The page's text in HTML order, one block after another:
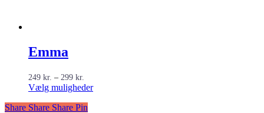
Emma
249 kr. – 299 kr.
249 kr.
til
299 kr.
Vælg mulighederDette
Share
Share Share Share Pin